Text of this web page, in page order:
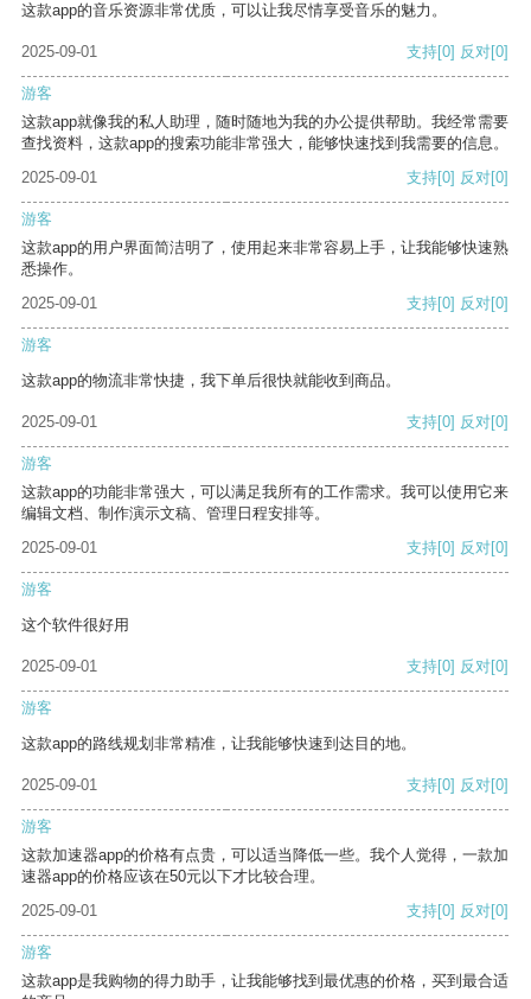
这款app的音乐资源非常优质，可以让我尽情享受音乐的魅力。
2025-09-01 支持[0] 反对[0]
游客
这款app就像我的私人助理，随时随地为我的办公提供帮助。我经常需要
查找资料，这款app的搜索功能非常强大，能够快速找到我需要的信息。
2025-09-01
支持[0] 反对[0]
游客
这款app的用户界面简洁明了，使用起来非常容易上手，让我能够快速熟
悉操作。
2025-09-01
支持[0] 反对[0]
游客
这款app的物流非常快捷，我下单后很快就能收到商品。
2025-09-01 支持[0] 反对[0]
游客
这款app的功能非常强大，可以满足我所有的工作需求。我可以使用它来
编辑文档、制作演示文稿、管理日程安排等。
2025-09-01
支持[0] 反对[0]
游客
这个软件很好用
2025-09-01 支持[0] 反对[0]
游客
这款app的路线规划非常精准，让我能够快速到达目的地。
2025-09-01 支持[0] 反对[0]
游客
这款加速器app的价格有点贵，可以适当降低一些。我个人觉得，一款加
速器app的价格应该在50元以下才比较合理。
2025-09-01
支持[0] 反对[0]
游客
这款app是我购物的得力助手，让我能够找到最优惠的价格，买到最合适